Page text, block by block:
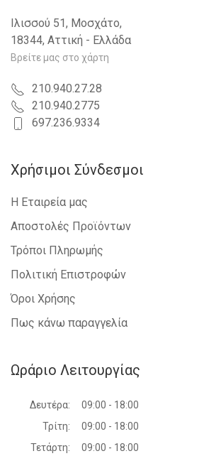
Ιλισσού 51, Μοσχάτο,
18344, Αττική - Ελλάδα
Βρείτε μας στο χάρτη
210.940.27.28
210.940.2775
697.236.9334
Χρήσιμοι Σύνδεσμοι
Η Εταιρεία μας
Αποστολές Προϊόντων
Τρόποι Πληρωμής
Πολιτική Επιστροφών
Όροι Χρήσης
Πως κάνω παραγγελία
Ωράριο Λειτουργίας
Δευτέρα:
09:00 - 18:00
Τρίτη:
09:00 - 18:00
Τετάρτη:
09:00 - 18:00